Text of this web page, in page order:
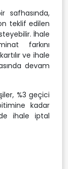
safhasında,
teklif edilen
İhale
farkını
ve ihale
devam
%3 geçici
kadar
ihale iptal